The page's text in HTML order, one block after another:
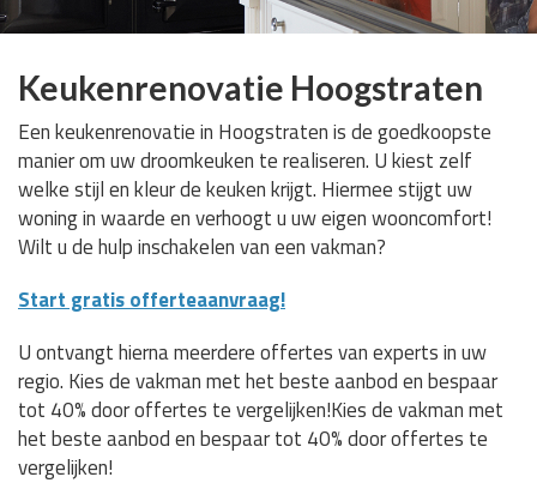
Keukenrenovatie Hoogstraten
Een keukenrenovatie in Hoogstraten is de goedkoopste
manier om uw droomkeuken te realiseren. U kiest zelf
welke stijl en kleur de keuken krijgt. Hiermee stijgt uw
woning in waarde en verhoogt u uw eigen wooncomfort!
Wilt u de hulp inschakelen van een vakman?
Start gratis offerteaanvraag!
U ontvangt hierna meerdere offertes van experts in uw
regio. Kies de vakman met het beste aanbod en bespaar
tot 40% door offertes te vergelijken!Kies de vakman met
het beste aanbod en bespaar tot 40% door offertes te
vergelijken!